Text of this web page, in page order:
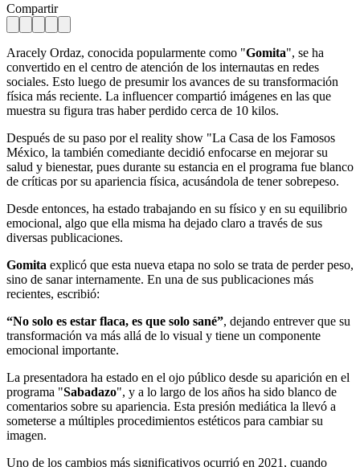
Compartir
Aracely Ordaz, conocida popularmente como "Gomita", se ha
convertido en el centro de atención de los internautas en redes
sociales. Esto luego de presumir los avances de su transformación
física más reciente. La influencer compartió imágenes en las que
muestra su figura tras haber perdido cerca de 10 kilos.
Después de su paso por el reality show "La Casa de los Famosos
México, la también comediante decidió enfocarse en mejorar su
salud y bienestar, pues durante su estancia en el programa fue blanco
de críticas por su apariencia física, acusándola de tener sobrepeso.
Desde entonces, ha estado trabajando en su físico y en su equilibrio
emocional, algo que ella misma ha dejado claro a través de sus
diversas publicaciones.
Gomita explicó que esta nueva etapa no solo se trata de perder peso,
sino de sanar internamente. En una de sus publicaciones más
recientes, escribió:
“No solo es estar flaca, es que solo sané”, dejando entrever que su
transformación va más allá de lo visual y tiene un componente
emocional importante.
La presentadora ha estado en el ojo público desde su aparición en el
programa "Sabadazo", y a lo largo de los años ha sido blanco de
comentarios sobre su apariencia. Esta presión mediática la llevó a
someterse a múltiples procedimientos estéticos para cambiar su
imagen.
Uno de los cambios más significativos ocurrió en 2021, cuando